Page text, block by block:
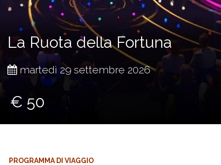
La Ruota della Fortuna
martedì 29 settembre 2026
€ 50
PROGRAMMA DI VIAGGIO